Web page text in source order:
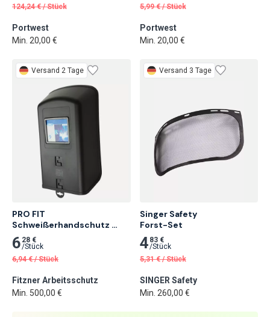
124,24 € /Stück
Portwest
Min. 20,00 €
5,99 € /Stück
Portwest
Min. 20,00 €
Versand 2 Tage
PRO FIT
Schweißerhandschutz
Schild
6 28 €
/Stück
6,94 € /Stück
Fitzner Arbeitsschutz
Min. 500,00 €
Versand 3 Tage
Singer Safety
Forst-Set
4 83 €
/Stück
5,31 € /Stück
SINGER Safety
Min. 260,00 €